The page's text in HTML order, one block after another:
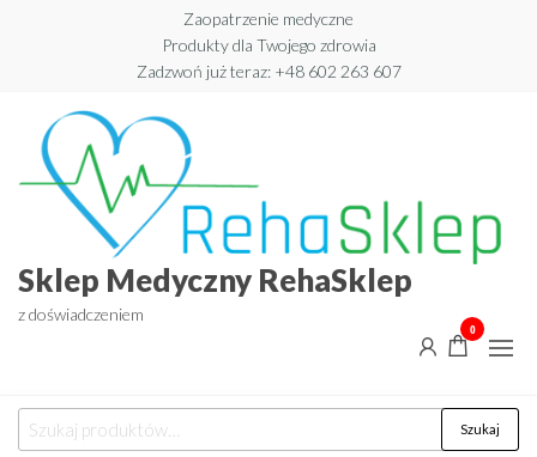
Zaopatrzenie medyczne
Produkty dla Twojego zdrowia
Zadzwoń już teraz: +48 602 263 607​
Sklep Medyczny RehaSklep
z doświadczeniem
0
Szukaj: Szukaj